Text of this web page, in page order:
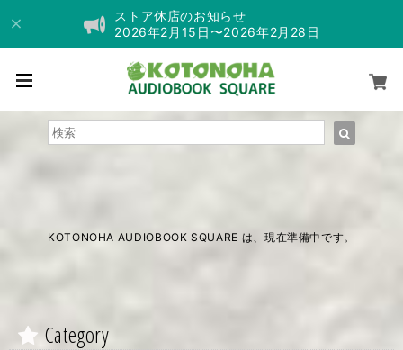
ストア休店のお知らせ
2026年2月15日〜2026年2月28日
KOTONOHA AUDIOBOOK SQUARE は、現在準備中です。
Category